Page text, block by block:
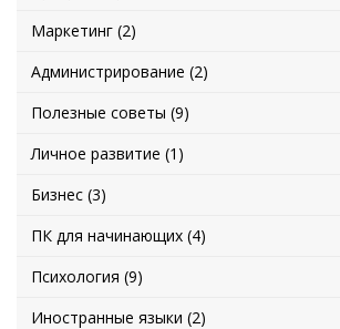
Маркетинг (2)
Администрирование (2)
Полезные советы (9)
Личное развитие (1)
Бизнес (3)
ПК для начинающих (4)
Психология (9)
Иностранные языки (2)